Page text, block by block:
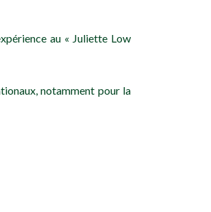
au « Juliette Low
notamment pour la